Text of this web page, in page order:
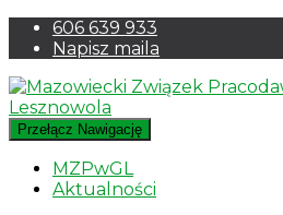
606 639 933
Napisz maila
Przełącz Nawigację
MZPwGL
Aktualności